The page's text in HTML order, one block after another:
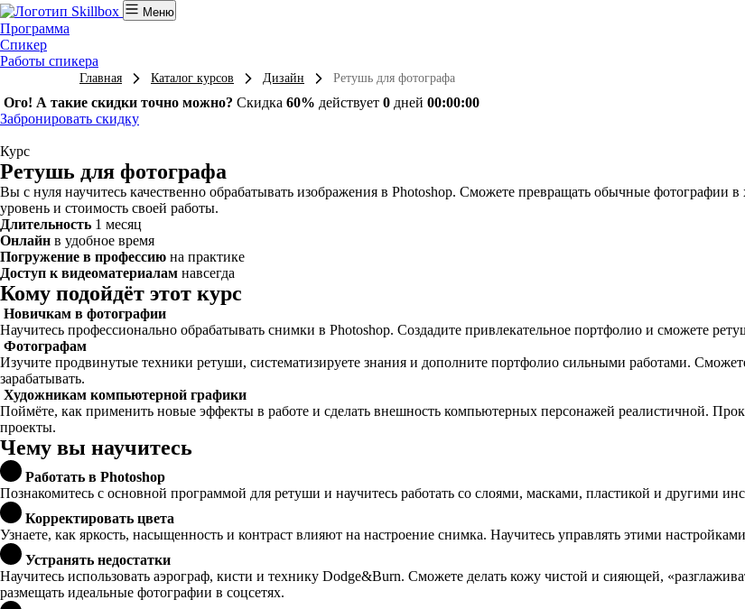
Меню
Программа
Спикер
Работы спикера
Главная Каталог курсов Дизайн Ретушь для фотографа
Ого! А такие скидки точно можно? Скидка 60% действует 0 дней 00:00:00
Забронировать скидку
Курс
Ретушь для фотографа
Вы с нуля научитесь качественно обрабатывать изображения в Photoshop. Сможете превращать обычные
уровень и стоимость своей работы.
Длительность 1 месяц
Онлайн в удобное время
Погружение в профессию на практике
Доступ к видеоматериалам навсегда
Кому подойдёт этот курс
Новичкам в фотографии
Научитесь профессионально обрабатывать снимки в Photoshop. Создадите привлекательное портфолио и сможете
Фотографам
Изучите продвинутые техники ретуши, систематизируете знания и дополните портфолио сильными работами.
зарабатывать.
Художникам компьютерной графики
Поймёте, как применить новые эффекты в работе и сделать внешность компьютерных персонажей реалистичной.
проекты.
Чему вы научитесь
Работать в Photoshop
Познакомитесь с основной программой для ретуши и научитесь работать со слоями, масками, пластикой и другими
Корректировать цвета
Узнаете, как яркость, насыщенность и контраст влияют на настроение снимка. Научитесь управлять этими
Устранять недостатки
Научитесь использовать аэрограф, кисти и технику Dodge&Burn. Сможете делать кожу чистой и сияющей,
размещать идеальные фотографии в соцсетях.